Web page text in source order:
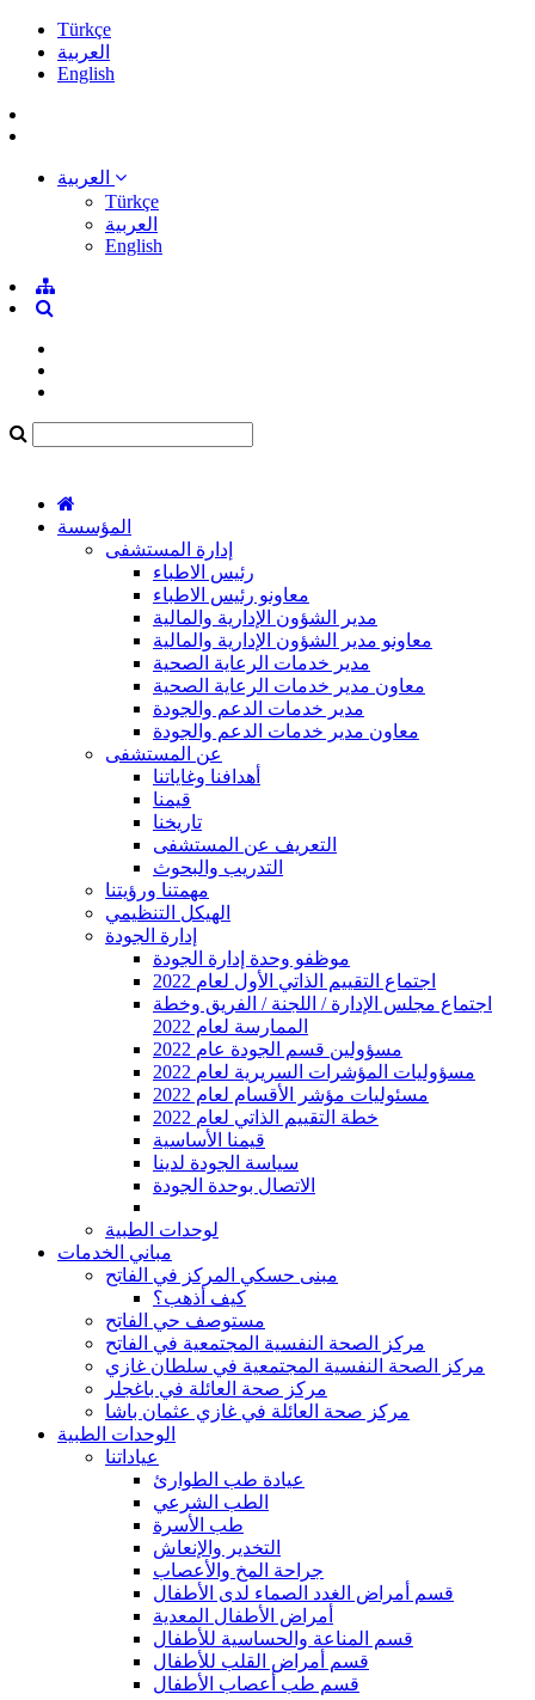
Türkçe
العربية
English
Türkçe
العربية
English
المؤسسة
إدارة المستشفى
رئيس الاطباء
معاونو رئيس الاطباء
مدير الشؤون الإدارية والمالية
معاونو مدير الشؤون الإدارية والمالية
مدير خدمات الرعاية الصحية
معاون مدير خدمات الرعاية الصحية
مدير خدمات الدعم والجودة
معاون مدير خدمات الدعم والجودة
عن المستشفى
أهدافنا وغاياتنا
قيمنا
تاريخنا
التعريف عن المستشفى
التدريب والبحوث
مهمتنا ورؤيتنا
الهيكل التنظيمي
إدارة الجودة
موظفو وحدة إدارة الجودة
2022 اجتماع التقييم الذاتي الأول لعام
اجتماع مجلس الإدارة / اللجنة / الفريق وخطة
الممارسة لعام 2022
2022 مسؤولين قسم الجودة عام
2022 مسؤوليات المؤشرات السريرية لعام
مسئوليات مؤشر الأقسام لعام 2022
2022 خطة التقييم الذاتي لعام
قيمنا الأساسية
سياسة الجودة لدينا
الاتصال بوحدة الجودة
لوحدات الطبية
مباني الخدمات
مبنى حسكي المركز في الفاتح
كيف أذهب؟
مستوصف حي الفاتح
مركز الصحة النفسية المجتمعية في الفاتح
مركز الصحة النفسية المجتمعية في سلطان غازي
مركز صحة العائلة في باغجلر
مركز صحة العائلة في غازي عثمان باشا
الوحدات الطبية
عياداتنا
عيادة طب الطوارئ
الطب الشرعي
طب الأسرة
التخدير والإنعاش
جراحة المخ والأعصاب
قسم أمراض الغدد الصماء لدى الأطفال
أمراض الأطفال المعدية
قسم المناعة والحساسية للأطفال
قسم أمراض القلب للأطفال
قسم طب أعصاب الأطفال